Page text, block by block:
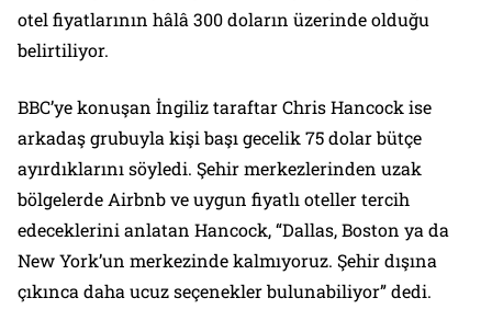
otel fiyatlarının hâlâ 300 doların üzerinde olduğu
belirtiliyor.
BBC’ye konuşan İngiliz taraftar Chris Hancock ise
arkadaş grubuyla kişi başı gecelik 75 dolar bütçe
ayırdıklarını söyledi. Şehir merkezlerinden uzak
bölgelerde Airbnb ve uygun fiyatlı oteller tercih
edeceklerini anlatan Hancock, “Dallas, Boston ya da
New York’un merkezinde kalmıyoruz. Şehir dışına
çıkınca daha ucuz seçenekler bulunabiliyor” dedi.